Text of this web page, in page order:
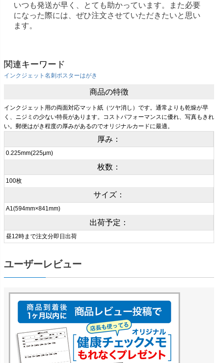
いつも発送が早く、とても助かっています。また必要
になった際には、ぜひ注文させていただきたいと思い
ます。
関連キーワード
インクジェット 名刺ポスターはがき
商品の特徴
インクジェット用の両面対応マット紙（ツヤ消し）です。通常よりも乾燥が早
く、ニジミの少ない特長があります。コストパフォーマンスに優れ、写真もきれ
い。郵便はがき程度の厚みがあるのでオリジナルカードに最適。
厚み：
0.225mm(225μm)
枚数：
100枚
サイズ：
A1(594mm×841mm)
出荷予定：
昼12時まで注文分即日出荷
ユーザーレビュー